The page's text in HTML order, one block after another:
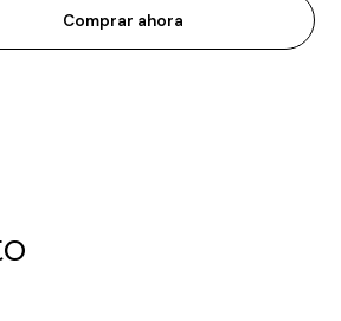
Comprar ahora